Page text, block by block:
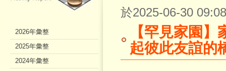
於2025-06-30
【罕見家園
起彼此友誼的
2026年彙整
2025年彙整
2024年彙整